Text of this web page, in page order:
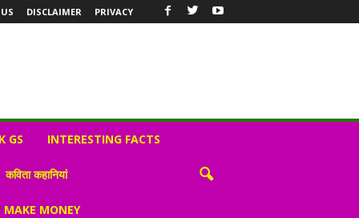
DISCLAIMER PRIVACY
GS INTERESTING FACTS
कविता कहानियां
MONEY